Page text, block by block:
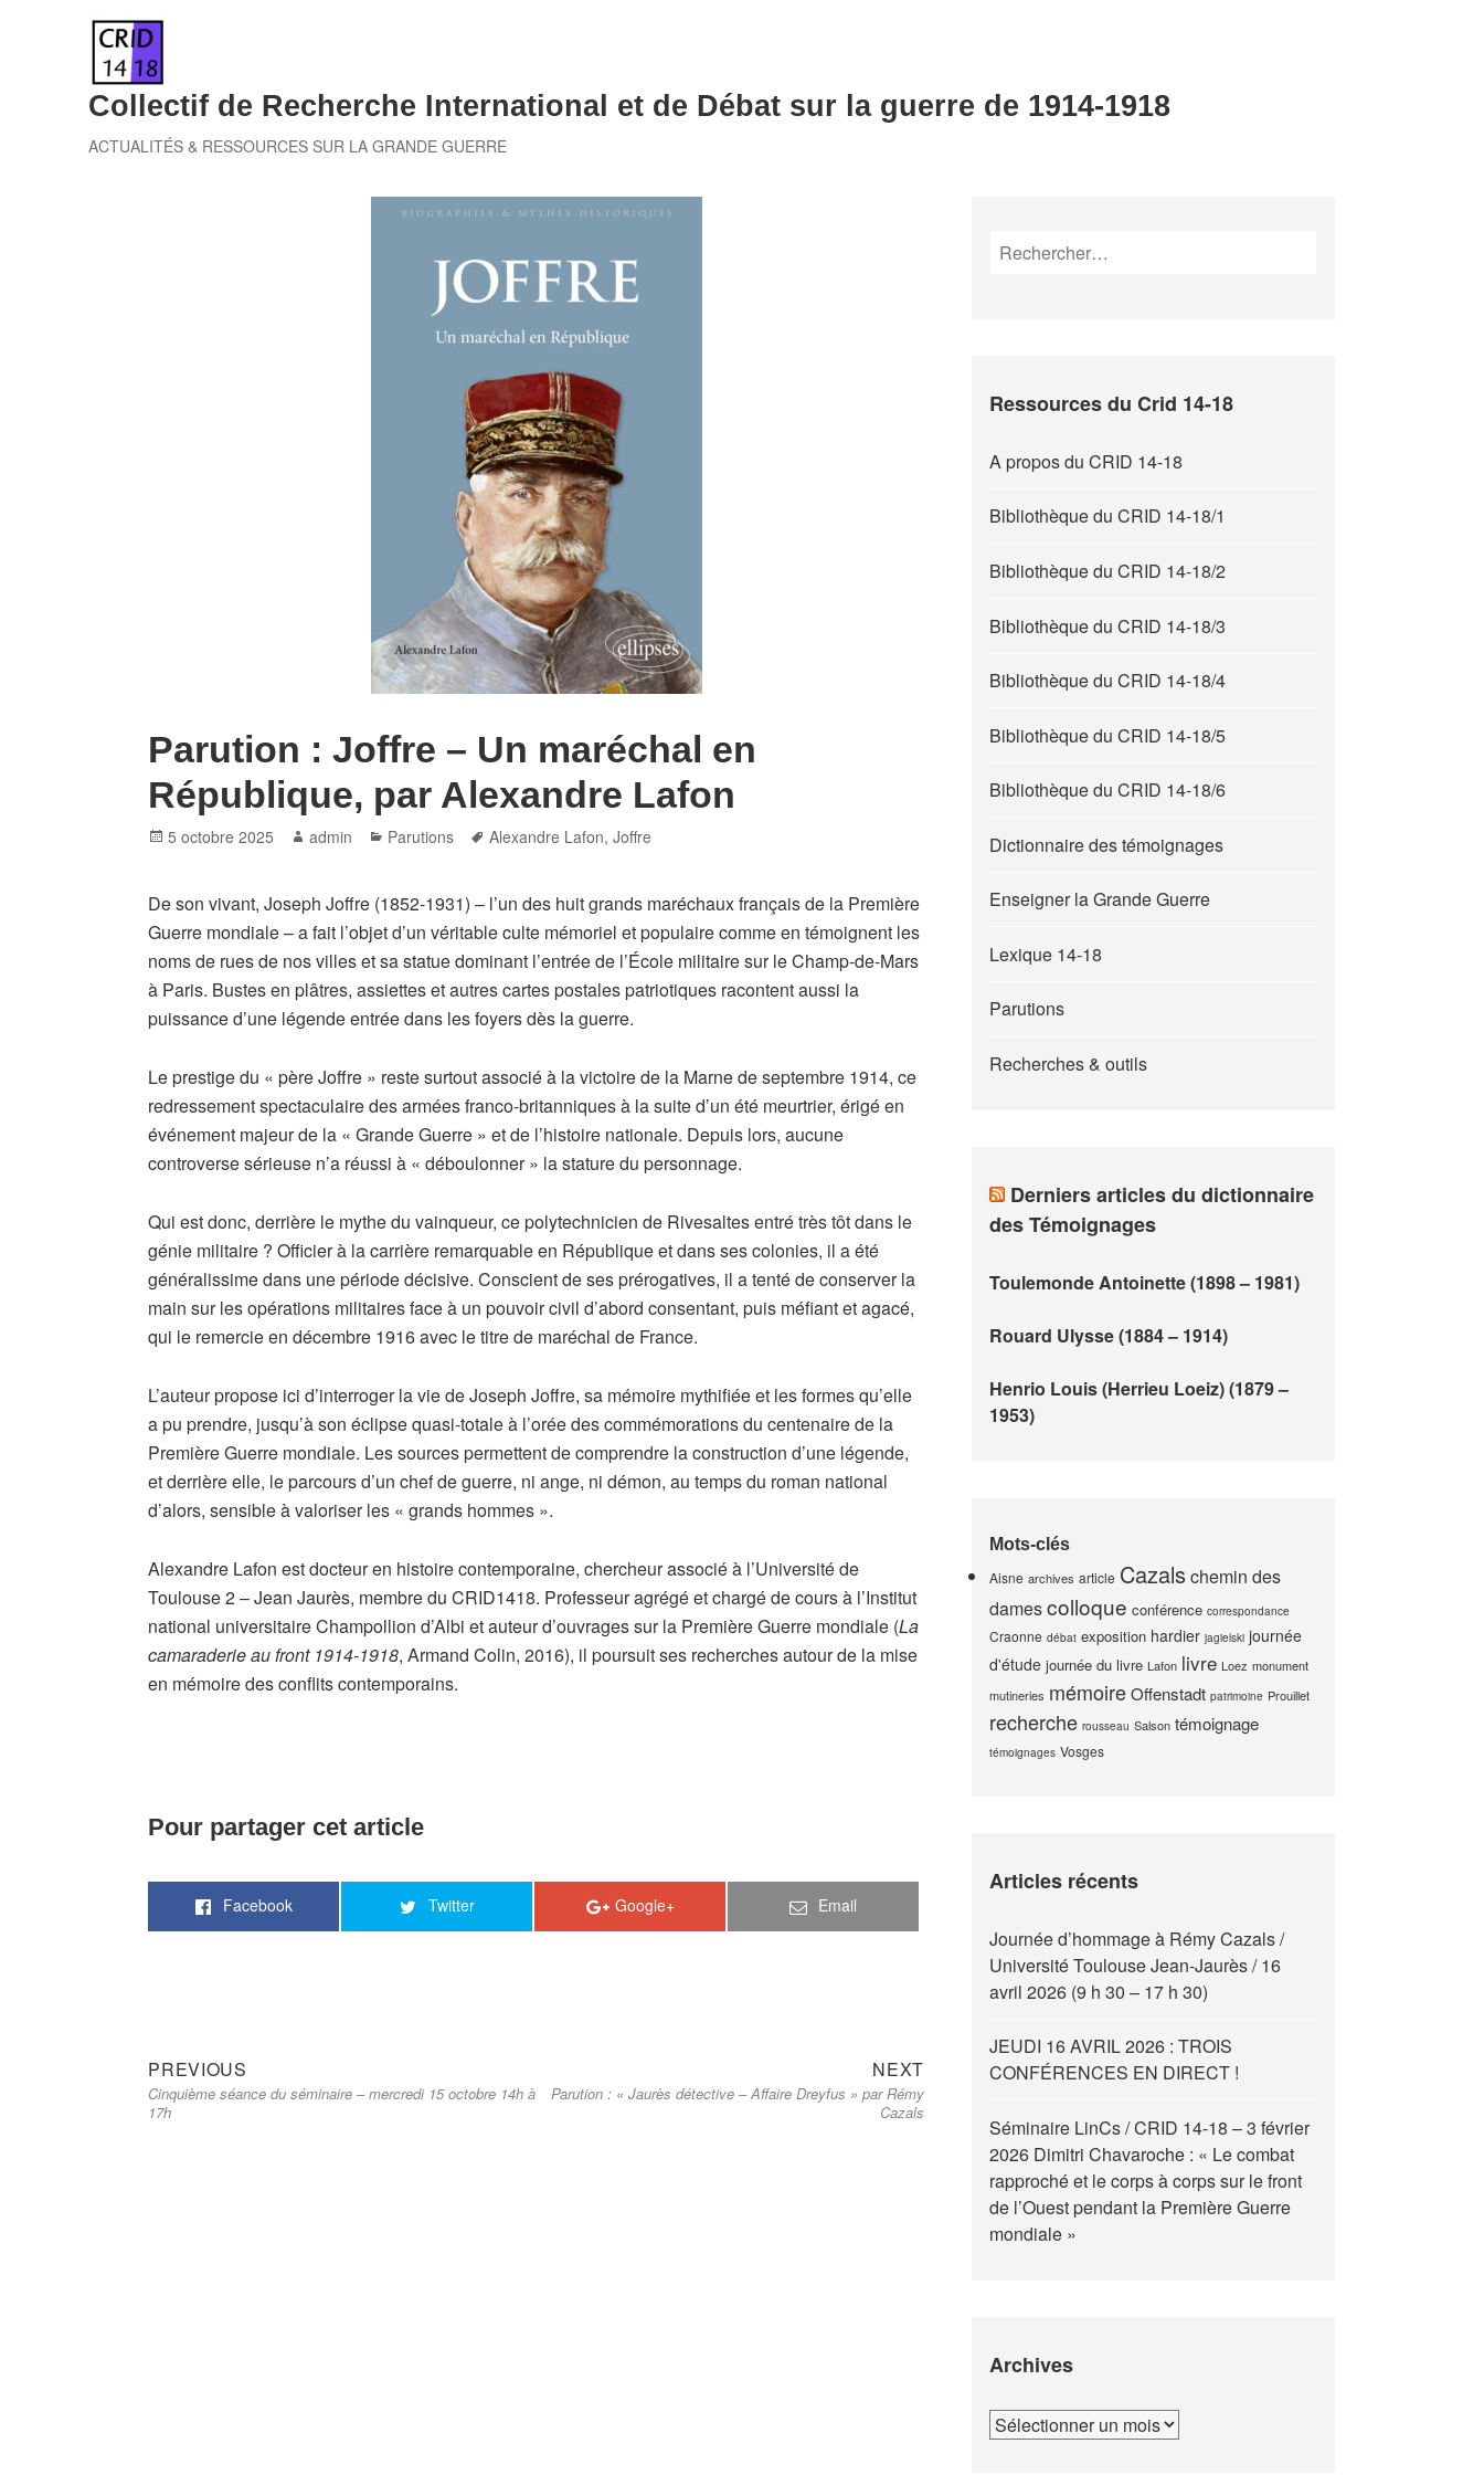
Collectif de Recherche International et de Débat sur la guerre de 1914-1918
ACTUALITÉS & RESSOURCES SUR LA GRANDE GUERRE
Parution : Joffre – Un maréchal en
République, par Alexandre Lafon
Posted
5 octobre 2025 Author
admin Categories
Parutions Tags
Alexandre Lafon,Joffre
De son vivant, Joseph Joffre (1852-1931) – l’un des huit grands maréchaux français de la Première
Guerre mondiale – a fait l’objet d’un véritable culte mémoriel et populaire comme en témoignent les
noms de rues de nos villes et sa statue dominant l’entrée de l’École militaire sur le Champ-de-Mars
à Paris. Bustes en plâtres, assiettes et autres cartes postales patriotiques racontent aussi la
puissance d’une légende entrée dans les foyers dès la guerre.
Le prestige du « père Joffre » reste surtout associé à la victoire de la Marne de septembre 1914, ce
redressement spectaculaire des armées franco-britanniques à la suite d’un été meurtrier, érigé en
événement majeur de la « Grande Guerre » et de l’histoire nationale. Depuis lors, aucune
controverse sérieuse n’a réussi à « déboulonner » la stature du personnage.
Qui est donc, derrière le mythe du vainqueur, ce polytechnicien de Rivesaltes entré très tôt dans le
génie militaire ? Officier à la carrière remarquable en République et dans ses colonies, il a été
généralissime dans une période décisive. Conscient de ses prérogatives, il a tenté de conserver la
main sur les opérations militaires face à un pouvoir civil d’abord consentant, puis méfiant et agacé,
qui le remercie en décembre 1916 avec le titre de maréchal de France.
L’auteur propose ici d’interroger la vie de Joseph Joffre, sa mémoire mythifiée et les formes qu’elle
a pu prendre, jusqu’à son éclipse quasi-totale à l’orée des commémorations du centenaire de la
Première Guerre mondiale. Les sources permettent de comprendre la construction d’une légende,
et derrière elle, le parcours d’un chef de guerre, ni ange, ni démon, au temps du roman national
d’alors, sensible à valoriser les « grands hommes ».
Alexandre Lafon est docteur en histoire contemporaine, chercheur associé à l’Université de
Toulouse 2 – Jean Jaurès, membre du CRID1418. Professeur agrégé et chargé de cours à l’Institut
national universitaire Champollion d’Albi et auteur d’ouvrages sur la Première Guerre mondiale (La
camaraderie au front 1914-1918, Armand Colin, 2016), il poursuit ses recherches autour de la mise
en mémoire des conflits contemporains.
Pour partager cet article
Facebook Twitter Google+ Email
Navigation
de
PREVIOUS
post:
Cinquième séance du séminaire – mercredi 15 octobre 14h à
17h
NEXTNext
post:
Parution : « Jaurès détective – Affaire Dreyfus » par Rémy
Cazals
Rechercher :
Ressources du Crid 14-18
A propos du CRID 14-18
Bibliothèque du CRID 14-18/1
Bibliothèque du CRID 14-18/2
Bibliothèque du CRID 14-18/3
Bibliothèque du CRID 14-18/4
Bibliothèque du CRID 14-18/5
Bibliothèque du CRID 14-18/6
Dictionnaire des témoignages
Enseigner la Grande Guerre
Lexique 14-18
Parutions
Recherches & outils
Derniers articles du dictionnaire
des Témoignages
Toulemonde Antoinette (1898 – 1981)
Rouard Ulysse (1884 – 1914)
Henrio Louis (Herrieu Loeiz) (1879 –
1953)
Mots-clés
Aisne archives article Cazals chemin des
damescolloque conférence correspondance
Craonne débat exposition hardier jagielski journée
d'étude journée du livre Lafon livre Loez monument
mutineries mémoire Offenstadt patrimoine Prouillet
recherche rousseau Salson témoignage
témoignages Vosges
Articles récents
Journée d’hommage à Rémy Cazals /
Université Toulouse Jean-Jaurès / 16
avril 2026 (9 h 30 – 17 h 30)
JEUDI 16 AVRIL 2026 : TROIS
CONFÉRENCES EN DIRECT !
Séminaire LinCs / CRID 14-18 – 3 février
2026 Dimitri Chavaroche : « Le combat
rapproché et le corps à corps sur le front
de l’Ouest pendant la Première Guerre
mondiale »
Archives
Archives